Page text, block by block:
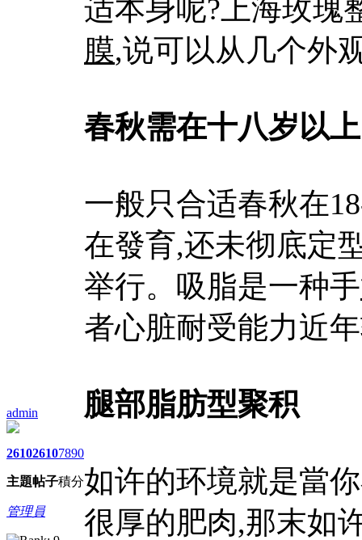
admin
2610
主題
2610
帖子
7890
積分
管理員
适本身呢?上海玫瑰
膜,说可以从几个外
春秋需在十八岁以上
一般只合适春秋在
在發育,还未彻底定
举行。吸脂是一种手
者心脏耐受能力近
腿部脂肪型聚积
如许的环境就是當
很厚的肥肉,那末如